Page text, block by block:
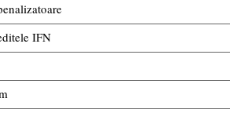
IFN